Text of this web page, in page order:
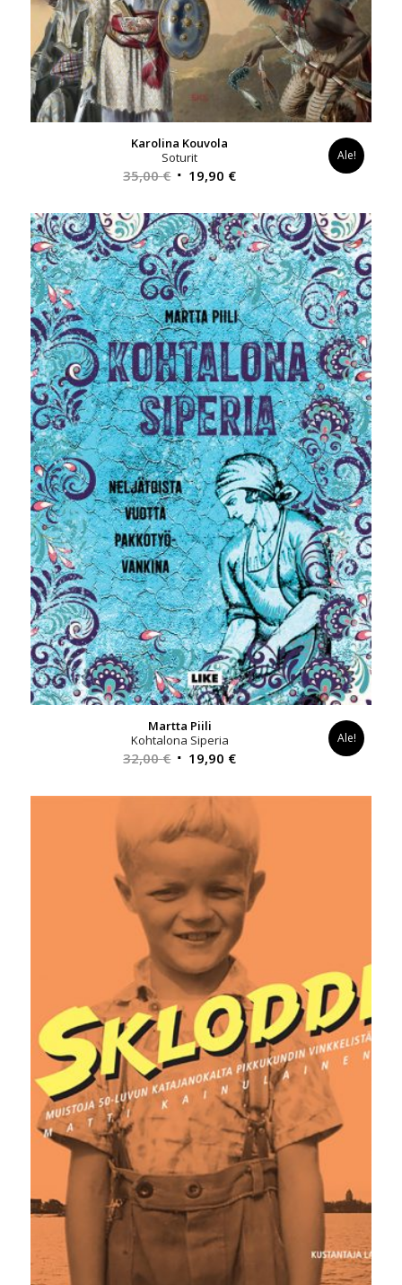
Karolina Kouvola
Soturit
35,00€ Alkuperäinen
oli:
35,00 €.
19,90 €Nykyinen
on:
19,90 €.
Ale!
Martta Piili
Kohtalona Siperia
32,00€ Alkuperäinen
oli:
32,00 €.
19,90 €Nykyinen
on:
19,90 €.
Ale!